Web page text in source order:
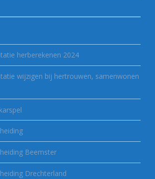
herberekenen 2024
wijzigen bij hertrouwen, samenwonen
Beemster
Drechterland